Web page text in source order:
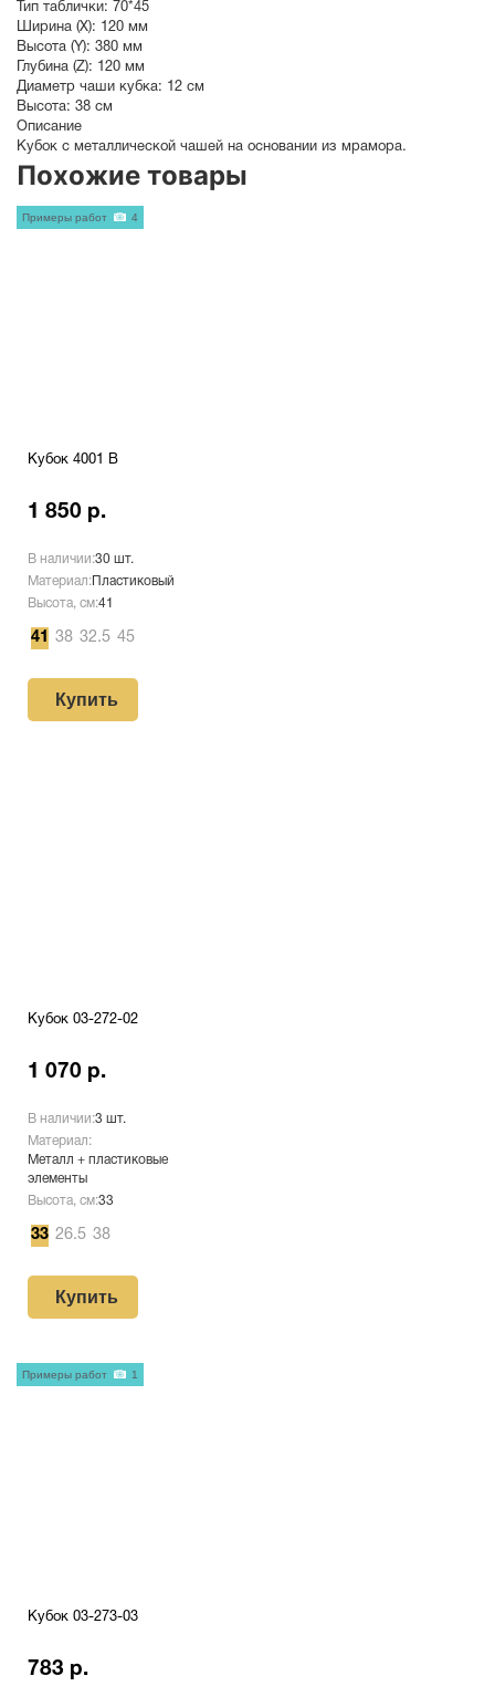
Тип таблички: 70*45
Ширина (X): 120 мм
Высота (Y): 380 мм
Глубина (Z): 120 мм
Диаметр чаши кубка: 12 см
Высота: 38 см
Описание
Кубок с металлической чашей на основании из мрамора.
Похожие товары
Кубок 4001 B
1 850 р.
В наличии:30 шт.
Материал: Пластиковый
Высота, см:41
41 38 32.5 45
Купить
Примеры работ 4
Кубок 03-272-02
1 070 р.
В наличии:3 шт.
Материал:
Металл + пластиковые
элементы
Высота, см:33
33 26.5 38
Купить
Кубок 03-273-03
783 р.
Примеры работ 1